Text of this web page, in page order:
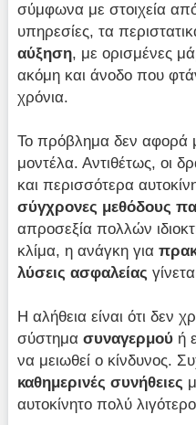
σύμφωνα με στοιχεία
υπηρεσίες, τα
αύξηση, με ορισμένες
ακόμη και άνοδο που
χρόνια.
Το πρόβλημα δεν αφορά
μοντέλα. Αντιθέτως, οι
και περισσότερα
σύγχρονες μεθόδους
απροσεξία πολλών
κλίμα, η ανάγκη για
λύσεις ασφαλείας
Η αλήθεια είναι ότι δεν
σύστημασυναγερμού ή
να μειωθεί ο κίνδυνος.
καθημερινές συνήθειες
αυτοκίνητο πολύ